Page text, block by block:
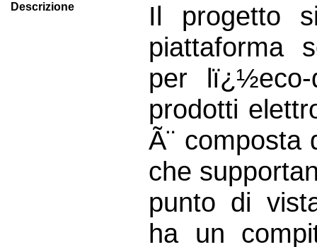
Descrizione
Il progetto
piattaforma
per
prodotti
Ã¨ composta
che
punto di
ha un